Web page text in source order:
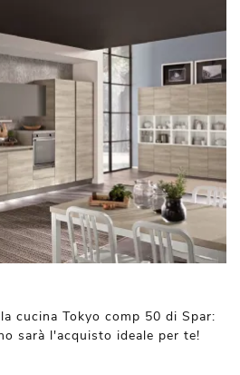
cucina Tokyo comp 50 di Spar:
sarà l'acquisto ideale per te!